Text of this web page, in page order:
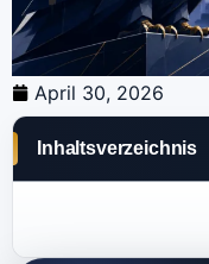
April 30, 2026
Inhaltsverzeichnis